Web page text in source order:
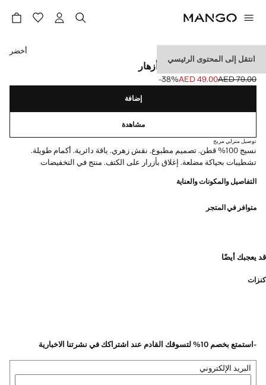
انتقل إلى المحتوى الرئيسي
سويت شيرت عليه طباعة أزهار
السعر الأول محذوف [AED 79.00 ]
AED 79.00
السعر الحالي [AED 49.00 ]AED 49.00
‎-38‎%‎
حدد اللون
أخضر
إضافة
مشاهدة
توصيل منزلي مريح
نسيج 100% قطن. تصميم مطبوع. نقش زهري. ياقة دائرية. أكمام طويلة.
تشطيبات بحياكة مضلعة. إغلاق بأزرار على الكتف. منتج في التخفيضات
التفاصيل والمكونات والعناية
متوافر في المتجر
قد يعجبك أيضًا
كنزات
-استمتع بخصم 10% لتسوقك القادم عند اشتراكك في نشرتنا الاخبارية
البريد الإلكتروني